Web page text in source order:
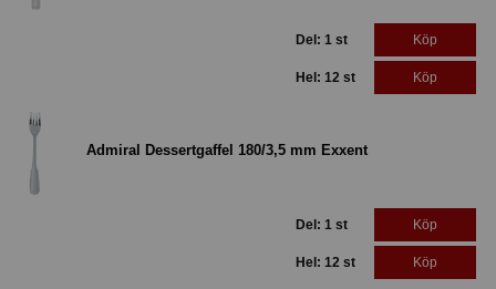
Del: 1 st Köp
Hel: 12 st Köp
Admiral Dessertgaffel 180/3,5 mm Exxent
Del: 1 st Köp
Hel: 12 st Köp